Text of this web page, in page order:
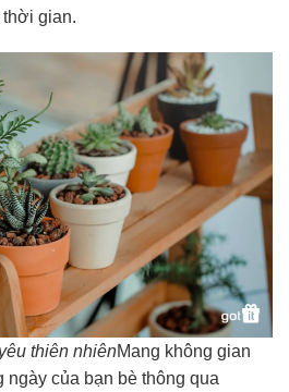
gian.
thiên nhiênMang không gian
của bạn bè thông qua